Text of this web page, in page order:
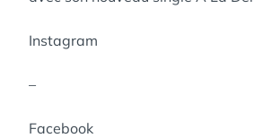
Instagram
–
Facebook